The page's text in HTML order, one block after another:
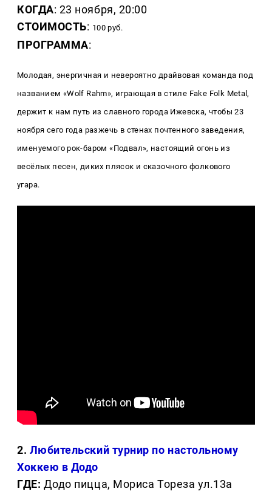
КОГДА: 23 ноября, 20:00
СТОИМОСТЬ: 100 руб.
ПРОГРАММА:
Молодая, энергичная и невероятно драйвовая команда под
названием «Wolf Rahm», играющая в стиле Fake Folk Metal,
держит к нам путь из славного города Ижевска, чтобы 23
ноября сего года разжечь в стенах почтенного заведения,
именуемого рок-баром «Подвал», настоящий огонь из
весёлых песен, диких плясок и сказочного фолкового
угара.
2. Любительский турнир по настольному
Хоккею в Додо
ГДЕ: Додо пицца, Мориса Тореза ул.13а